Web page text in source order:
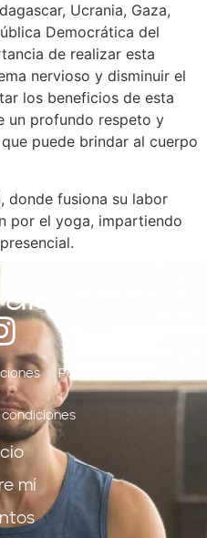
mí
empresas
Ucrania, Gaza,
Democrática del
de realizar esta
nervioso y disminuir el
los beneficios de esta
un profundo respeto y
puede brindar al cuerpo
donde fusiona su labor
por el yoga, impartiendo
Políticas
condiciones
mí